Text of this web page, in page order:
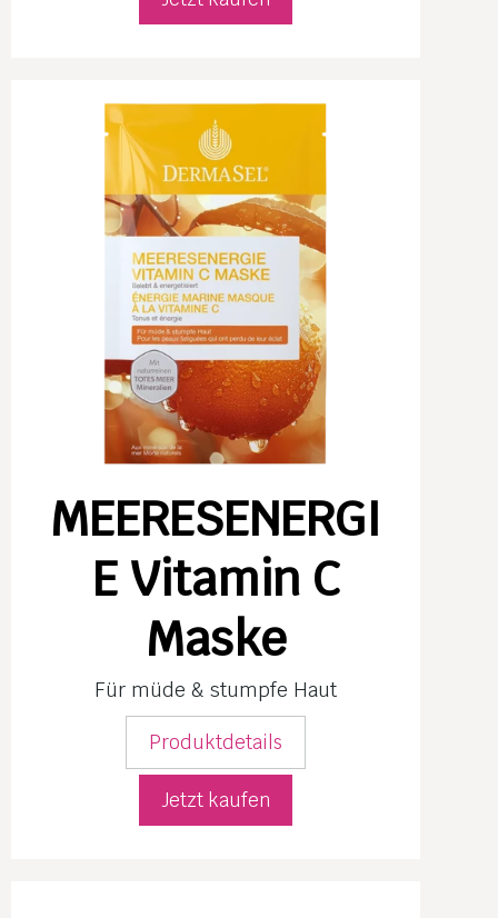
MEERESENERGI
E Vitamin C
Maske
Für müde & stumpfe Haut
Produktdetails
Jetzt kaufen